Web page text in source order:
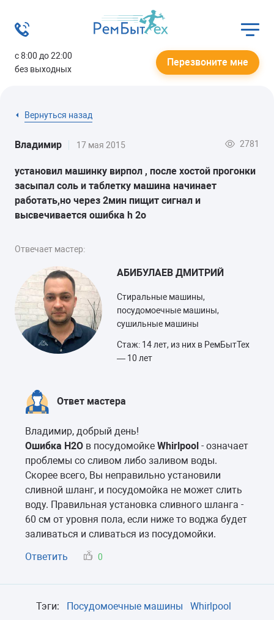
с 8:00 до 22:00
без выходных
Перезвоните мне
Вернуться назад
Владимир 17 мая 2015 2781
установил машинку вирпол , после хостой прогонки
засыпал соль и таблетку машина начинает
работать,но через 2мин пищит сигнал и
высвечивается ошибка h 2o
Отвечает мастер:
АБИБУЛАЕВ ДМИТРИЙ
Стиральные машины,
посудомоечные машины,
сушильные машины
Стаж: 14 лет, из них в РемБытТех
— 10 лет
Ответ мастера
Владимир, добрый день!
Ошибка H2O в посудомойке Whirlpool - означает
проблемы со сливом либо заливом воды.
Скорее всего, Вы неправильно установили
сливной шланг, и посудомойка не может слить
воду. Правильная установка сливного шланга -
60 см от уровня пола, если ниже то воджа будет
заливаться и сливаться из посудомойки.
Ответить
0
Тэги: Посудомоечные машины Whirlpool